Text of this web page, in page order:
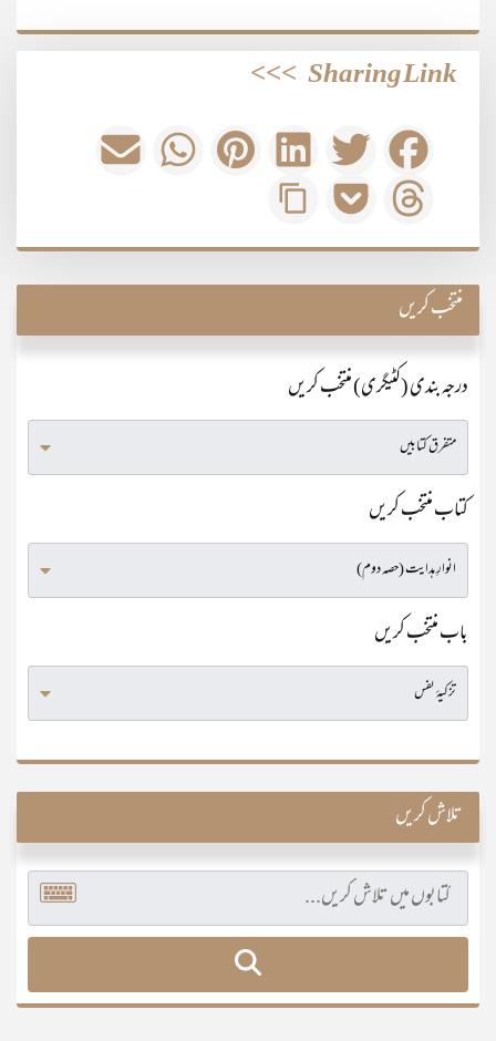
Sharing Link
>>>
منتخب کریں
درجہ بندی (کٹیگری) منتخب کریں
کتاب منتخب کریں
باب منتخب کریں
تلاش کریں